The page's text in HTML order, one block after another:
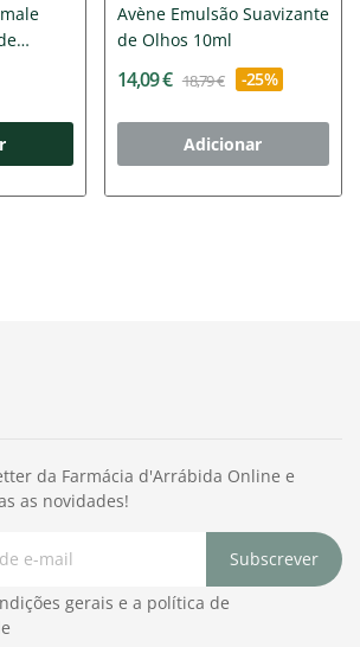
Avène Emulsão Suavizante
de Olhos 10ml
14,09 € 18,79 € -25%
Adicionar
da Farmácia d'Arrábida Online e
as novidades!
Subscrever
gerais e a política de